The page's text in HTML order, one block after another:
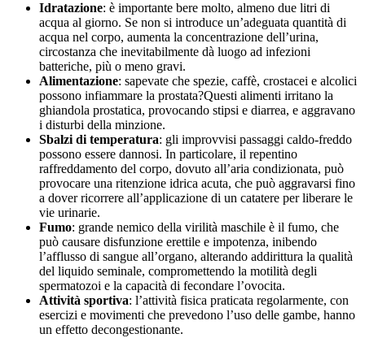
Idratazione: è importante bere molto, almeno due litri di
acqua al giorno. Se non si introduce un’adeguata quantità di
acqua nel corpo, aumenta la concentrazione dell’urina,
circostanza che inevitabilmente dà luogo ad infezioni
batteriche, più o meno gravi.
Alimentazione: sapevate che spezie, caffè, crostacei e alcolici
possono infiammare la prostata?Questi alimenti irritano la
ghiandola prostatica, provocando stipsi e diarrea, e aggravano
i disturbi della minzione.
Sbalzi di temperatura: gli improvvisi passaggi caldo-freddo
possono essere dannosi. In particolare, il repentino
raffreddamento del corpo, dovuto all’aria condizionata, può
provocare una ritenzione idrica acuta, che può aggravarsi fino
a dover ricorrere all’applicazione di un catatere per liberare le
vie urinarie.
Fumo: grande nemico della virilità maschile è il fumo, che
può causare disfunzione erettile e impotenza, inibendo
l’afflusso di sangue all’organo, alterando addirittura la qualità
del liquido seminale, compromettendo la motilità degli
spermatozoi e la capacità di fecondare l’ovocita.
Attività sportiva: l’attività fisica praticata regolarmente, con
esercizi e movimenti che prevedono l’uso delle gambe, hanno
un effetto decongestionante.